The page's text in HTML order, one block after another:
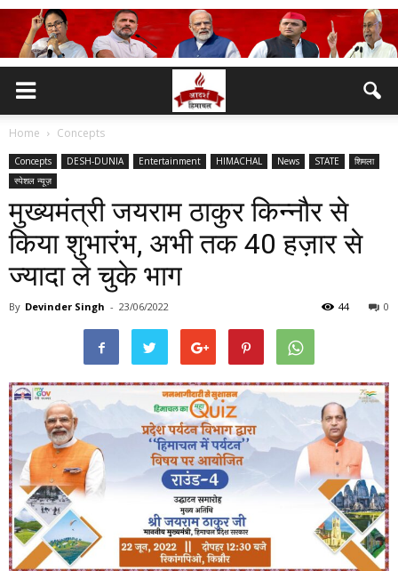
Home Concepts
Concepts DESH-DUNIA Entertainment HIMACHAL News STATE
शिमला
स्पेशल न्यूज़
मुख्यमंत्री जयराम ठाकुर किन्नौर से
किया शुभारंभ, अभी तक 40 हज़ार से
ज्यादा ले चुके भाग
By Devinder Singh - 23/06/2022 0
44